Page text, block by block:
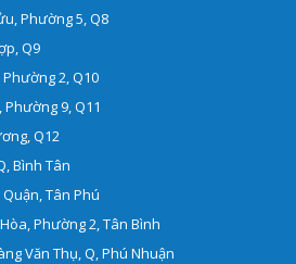
Phường 5, Q8
Q9
2, Q10
9, Q11
Q12
Bình Tân
Tân Phú
Phường 2, Tân Bình
Văn Thụ, Q, Phú Nhuận